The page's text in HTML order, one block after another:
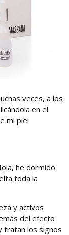
veces, a los
en el
mi piel
he dormido
toda la
y activos
del efecto
tratan los signos